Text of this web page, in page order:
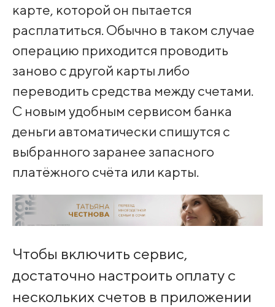
карте, которой он пытается
расплатиться. Обычно в таком случае
операцию приходится проводить
заново с другой карты либо
переводить средства между счетами.
С новым удобным сервисом банка
деньги автоматически спишутся с
выбранного заранее запасного
платёжного счёта или карты.
Чтобы включить сервис,
достаточно настроить оплату с
нескольких счетов в приложении